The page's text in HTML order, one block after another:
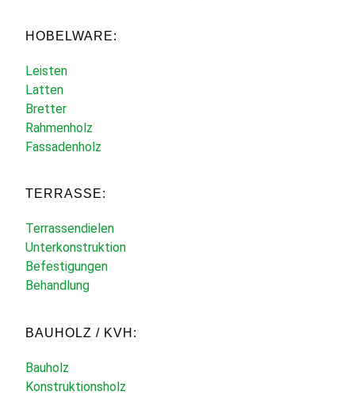
HOBELWARE:
Leisten
Latten
Bretter
Rahmenholz
Fassadenholz
TERRASSE:
Terrassendielen
Unterkonstruktion
Befestigungen
Behandlung
BAUHOLZ / KVH:
Bauholz
Konstruktionsholz